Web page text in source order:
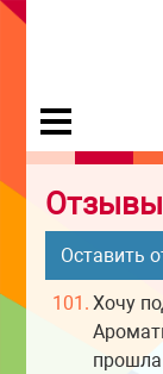
Отзывы
Оставить
101. Хочу